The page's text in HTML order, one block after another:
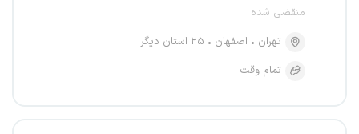
منقضی شده
تهران
اصفهان
۲۵ استان دیگر
تمام وقت